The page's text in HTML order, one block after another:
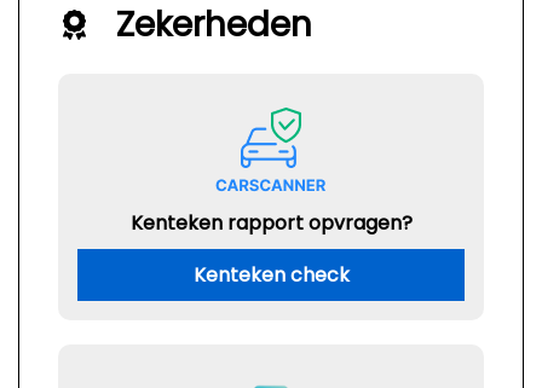
Zekerheden
Kenteken rapport opvragen?
Kenteken check